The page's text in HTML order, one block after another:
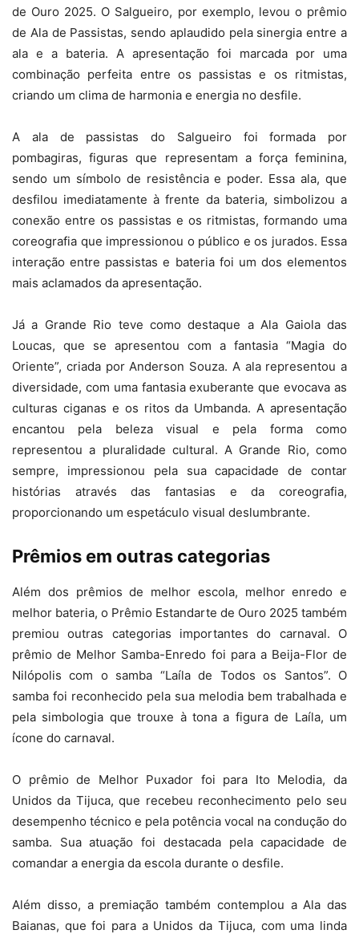
de Ouro 2025. O Salgueiro, por exemplo, levou o prêmio
de Ala de Passistas, sendo aplaudido pela sinergia entre a
ala e a bateria. A apresentação foi marcada por uma
combinação perfeita entre os passistas e os ritmistas,
criando um clima de harmonia e energia no desfile.
A ala de passistas do Salgueiro foi formada por
pombagiras, figuras que representam a força feminina,
sendo um símbolo de resistência e poder. Essa ala, que
desfilou imediatamente à frente da bateria, simbolizou a
conexão entre os passistas e os ritmistas, formando uma
coreografia que impressionou o público e os jurados. Essa
interação entre passistas e bateria foi um dos elementos
mais aclamados da apresentação.
Já a Grande Rio teve como destaque a Ala Gaiola das
Loucas, que se apresentou com a fantasia “Magia do
Oriente”, criada por Anderson Souza. A ala representou a
diversidade, com uma fantasia exuberante que evocava as
culturas ciganas e os ritos da Umbanda. A apresentação
encantou pela beleza visual e pela forma como
representou a pluralidade cultural. A Grande Rio, como
sempre, impressionou pela sua capacidade de contar
histórias através das fantasias e da coreografia,
proporcionando um espetáculo visual deslumbrante.
Prêmios em outras categorias
Além dos prêmios de melhor escola, melhor enredo e
melhor bateria, o Prêmio Estandarte de Ouro 2025 também
premiou outras categorias importantes do carnaval. O
prêmio de Melhor Samba-Enredo foi para a Beija-Flor de
Nilópolis com o samba “Laíla de Todos os Santos”. O
samba foi reconhecido pela sua melodia bem trabalhada e
pela simbologia que trouxe à tona a figura de Laíla, um
ícone do carnaval.
O prêmio de Melhor Puxador foi para Ito Melodia, da
Unidos da Tijuca, que recebeu reconhecimento pelo seu
desempenho técnico e pela potência vocal na condução do
samba. Sua atuação foi destacada pela capacidade de
comandar a energia da escola durante o desfile.
Além disso, a premiação também contemplou a Ala das
Baianas, que foi para a Unidos da Tijuca, com uma linda